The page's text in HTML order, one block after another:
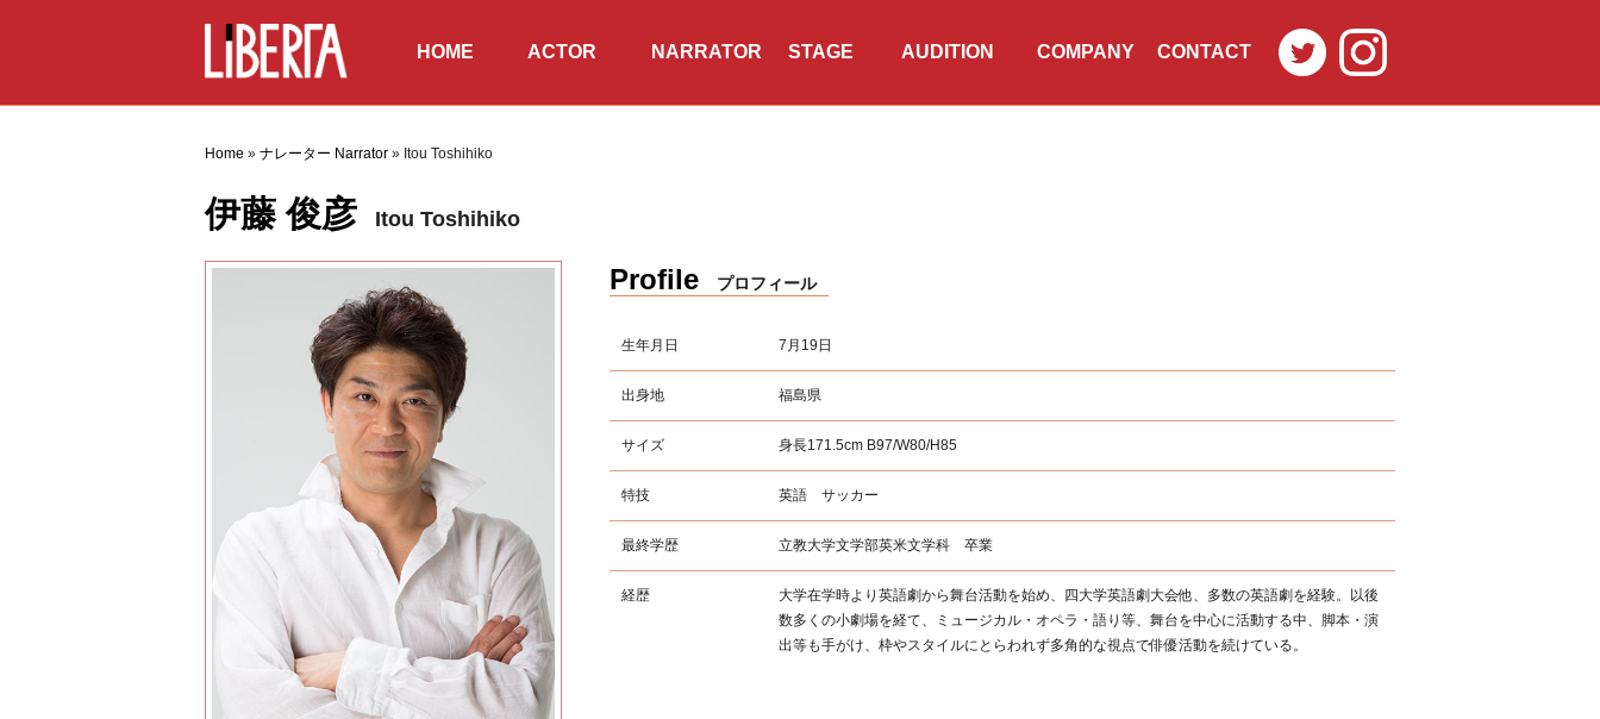
HOME
ホーム
ACTOR
俳優・タレント
NARRATOR
ナレーター
STAGE
公演情報
AUDITION
オーディション
COMPANY
会社概要
CONTACT
お問合せ
TWITTERINSTAGRAM
Home » ナレーター Narrator » Itou Toshihiko
伊藤 俊彦 Itou Toshihiko
Profile プロフィール
生年月日 7月19日
出身地 福島県
サイズ 身長171.5cm B97/W80/H85
特技 英語 サッカー
最終学歴 立教大学文学部英米文学科 卒業
経歴
大学在学時より英語劇から舞台活動を始め、四大学英語劇大会他、多数の英語劇を経験。以後
数多くの小劇場を経て、ミュージカル・オペラ・語り等、舞台を中心に活動する中、脚本・演
出等も手がけ、枠やスタイルにとらわれず多角的な視点で俳優活動を続けている。